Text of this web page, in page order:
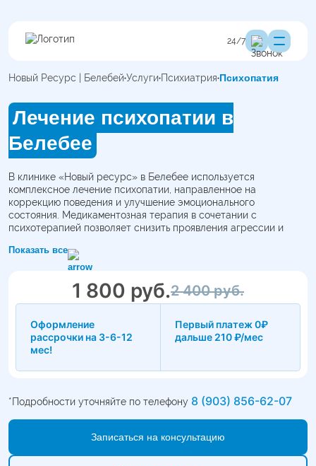
24/7
Новый Ресурс | Белебей Услуги Психиатрия Психопатия
Лечение психопатии в
Белебее
В клинике «Новый ресурс» в Белебее используется
комплексное лечение психопатии, направленное на
коррекцию поведения и улучшение эмоционального
состояния. Медикаментозная терапия в сочетании с
психотерапией позволяет снизить проявления агрессии и
Показать все
2 400 руб.
1 800 руб.
Оформление
рассрочки на 3-6-12
мес!
Первый платеж 0₽
дальше 210 ₽/мес
*Подробности уточняйте по телефону 8 (903) 856-62-07
Записаться на консультацию